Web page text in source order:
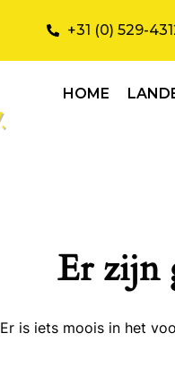
+31 (0) 529-
HOME
Er zijn
Er is iets moois in het